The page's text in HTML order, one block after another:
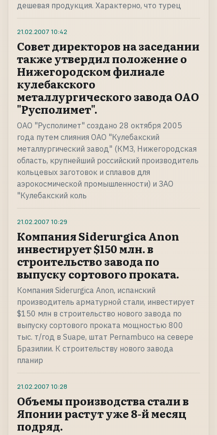
дешевая продукция. Характерно, что турец
21.02.2007 10:42
Совет директоров на заседании
также утвердил положение о
Нижегородском филиале
кулебакского
металлургического завода ОАО
"Русполимет".
ОАО "Русполимет" создано 28 октября 2005
года путем слияния ОАО "Кулебакский
металлургический завод" (КМЗ, Нижегородская
область, крупнейший российский производитель
кольцевых заготовок и сплавов для
аэрокосмической промышленности) и ЗАО
"Кулебакский коль
21.02.2007 10:29
Компания Siderurgica Anon
инвестирует $150 млн. в
строительство завода по
выпуску сортового проката.
Компания Siderurgica Anon, испанский
производитель арматурной стали, инвестирует
$150 млн в строительство нового завода по
выпуску сортового проката мощностью 800
тыс. т/год в Suape, штат Pernambuco на севере
Бразилии. К строительству нового завода
планир
21.02.2007 10:28
Объемы производства стали в
Японии растут уже 8-й месяц
подряд.